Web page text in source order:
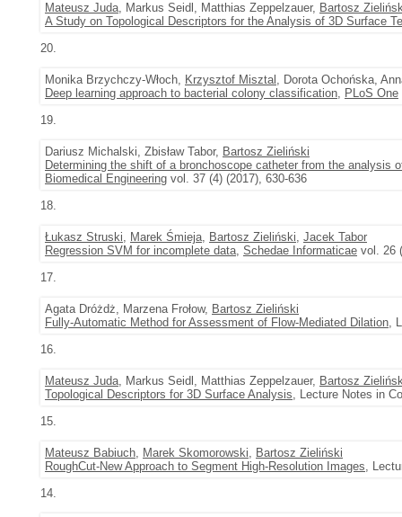
Mateusz Juda, Markus Seidl, Matthias Zeppelzauer, Bartosz
A Study on Topological Descriptors for the Analysis of 3D Surface
20.
Monika Brzychczy-Włoch, Krzysztof Misztal , Dorota Ochońska,
Deep learning approach to bacterial colony classification, PLoS One
19.
Dariusz Michalski, Zbisław Tabor, Bartosz Zieliński
Determining the shift of a bronchoscope catheter from the analysis
Biomedical Engineering vol. 37 (4) (2017), 630-636
18.
Łukasz Struski, Marek Śmieja, Bartosz Zieliński, Jacek Tabor
Regression SVM for incomplete data, Schedae Informaticae vol. 26
17.
Agata Dróżdż, Marzena Frołow, Bartosz Zieliński
Fully-Automatic Method for Assessment of Flow-Mediated Dilation,
16.
Mateusz Juda, Markus Seidl, Matthias Zeppelzauer, Bartosz
Topological Descriptors for 3D Surface Analysis, Lecture Notes in
15.
Mateusz Babiuch, Marek Skomorowski, Bartosz Zieliński
RoughCut-New Approach to Segment High-Resolution Images,
14.